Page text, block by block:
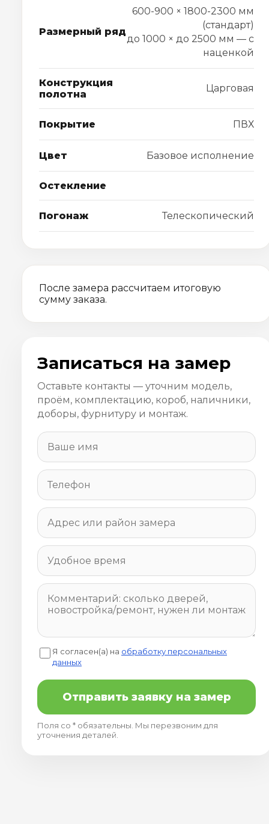
Размерный ряд
600-900 × 1800-2300 мм
(стандарт)
до 1000 × до 2500 мм — с
наценкой
Конструкция
полотна
Царговая
Покрытие ПВХ
Цвет Базовое исполнение
Остекление
Погонаж Телескопический
После замера рассчитаем итоговую
сумму заказа.
Записаться на замер
Оставьте контакты — уточним модель,
проём, комплектацию, короб, наличники,
доборы, фурнитуру и монтаж.
Я согласен(а) на обработку персональных
данных
Отправить заявку на замер
Поля со * обязательны. Мы перезвоним для
уточнения деталей.